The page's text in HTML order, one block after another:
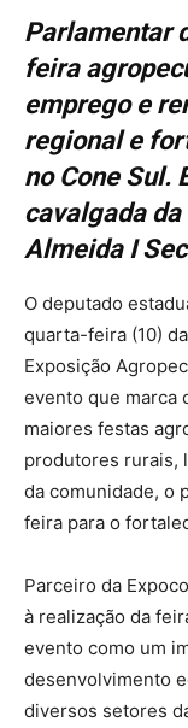
Parlamentar
feira
emprego e
regional e
no Cone Sul.
cavalgada
Almeida I
O deputado
quarta-feira (10)
Exposição
evento que marca
maiores festas
produtores rurais,
da comunidade, o
feira para o
Parceiro da
à realização da
evento como um
desenvolvimento
diversos setores